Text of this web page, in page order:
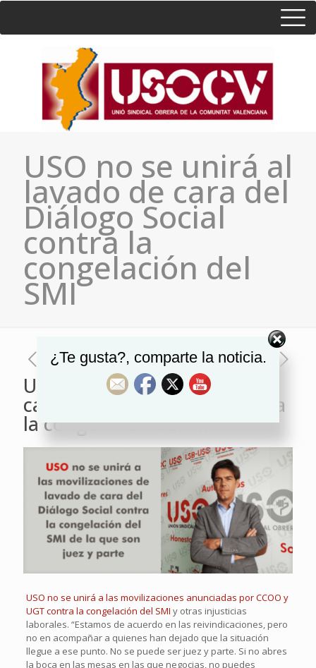
USO no se unirá al
lavado de cara del
Diálogo Social
contra la
congelación del
SMI
USO no se unirá al lavado de
cara del Diálogo Social contra
la congelación del SMI
USO no se unirá a las movilizaciones anunciadas por CCOO y
UGT contra la congelación del SMI y otras injusticias
laborales. “Estamos de acuerdo en las reivindicaciones, pero
no en acompañar a quienes han dejado que la situación
llegue a ese punto. No se puede ser juez y parte. Si no abres
la boca en las mesas en las que negocias, no puedes
¿Te gusta?, comparte la noticia.